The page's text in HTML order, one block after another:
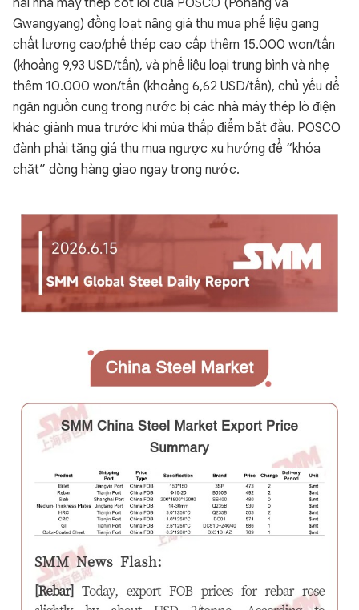
hai nhà máy thép cốt lõi của POSCO (Pohang và
Gwangyang) đồng loạt nâng giá thu mua phế liệu gang
chất lượng cao/phế thép cao cấp thêm 15.000 won/tấn
(khoảng 9,93 USD/tấn), và phế liệu loại trung bình và nhẹ
thêm 10.000 won/tấn (khoảng 6,62 USD/tấn), chủ yếu để
ngăn nguồn cung trong nước bị các nhà máy thép lò điện
khác giành mua trước khi mùa thấp điểm bắt đầu. POSCO
đành phải tăng giá thu mua ngược xu hướng để “khóa
chặt” dòng hàng giao ngay trong nước.